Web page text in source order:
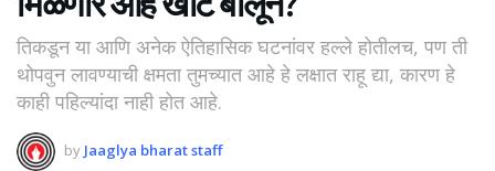
तिकडून या आणि अनेक ऐतिहासिक घटनांवर हल्ले होतीलच, पण ती
थोपवुन लावण्याची क्षमता तुमच्यात आहे हे लक्षात राहू द्या, कारण हे
काही पहिल्यांदा नाही होत आहे.
by Jaaglya bharat staff